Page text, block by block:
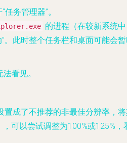
任务管理器”。
的进程（在较新系统中
。此时整个任务栏和桌面可能会
看见。
置成了不推荐的非最佳分辨率，
可以尝试调整为100%或125%，